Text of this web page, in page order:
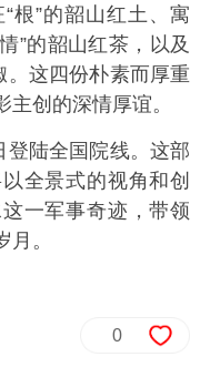
根”的韶山红土、寓
”的韶山红茶，以及
。这四份朴素而厚重
创的深情厚谊。
陆全国院线。这部
全景式的视角和创
一军事奇迹，带领
。
0